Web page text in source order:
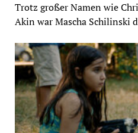
Trotz großer Namen wie
Akin war Mascha Schilinski